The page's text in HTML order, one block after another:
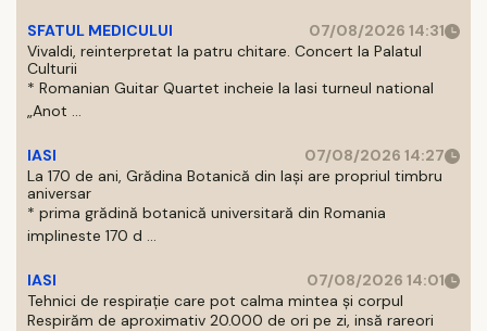
SFATUL MEDICULUI
07/08/2026 14:31
Vivaldi, reinterpretat la patru chitare. Concert la Palatul
Culturii
* Romanian Guitar Quartet incheie la Iasi turneul national
„Anot ...
IASI
07/08/2026 14:27
La 170 de ani, Grădina Botanică din Iași are propriul timbru
aniversar
* prima grădină botanică universitară din Romania
implineste 170 d ...
IASI
07/08/2026 14:01
Tehnici de respirație care pot calma mintea și corpul
Respirăm de aproximativ 20.000 de ori pe zi, insă rareori